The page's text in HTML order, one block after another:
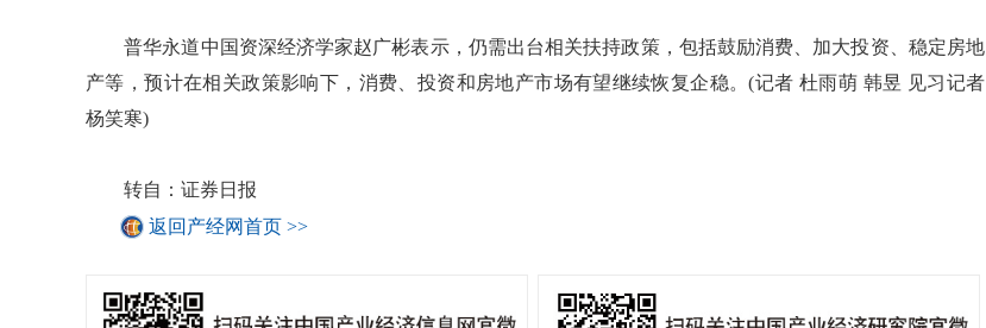
普华永道中国资深经济学家赵广彬表示，仍需出台相关扶持政策，包括鼓励消费、加大投资、稳定房地
产等，预计在相关政策影响下，消费、投资和房地产市场有望继续恢复企稳。(记者 杜雨萌 韩昱 见习记者
杨笑寒)
转自：证券日报
返回产经网首页 >>